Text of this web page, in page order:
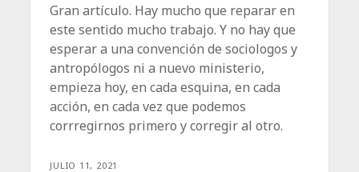
Gran artículo. Hay mucho que reparar en
este sentido mucho trabajo. Y no hay que
esperar a una convención de sociologos y
antropólogos ni a nuevo ministerio,
empieza hoy, en cada esquina, en cada
acción, en cada vez que podemos
corrregirnos primero y corregir al otro.
JULIO 11, 2021